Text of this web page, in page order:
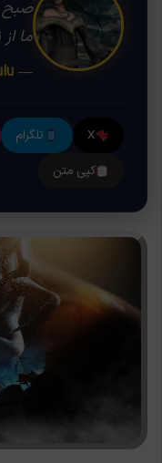
صبح
ما
— Lulu
X تلگرام
کپی متن